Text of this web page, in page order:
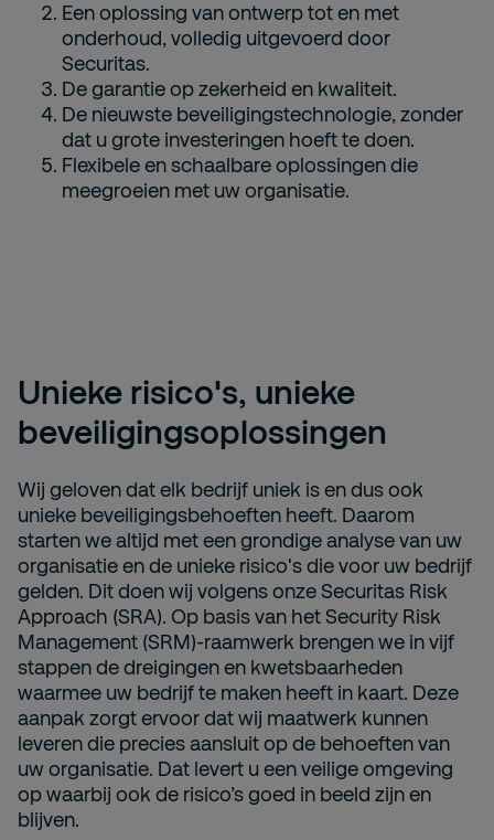
Een oplossing van ontwerp tot en met
onderhoud, volledig uitgevoerd door
Securitas.
De garantie op zekerheid en kwaliteit.
De nieuwste beveiligingstechnologie, zonder
dat u grote investeringen hoeft te doen.
Flexibele en schaalbare oplossingen die
meegroeien met uw organisatie.
Unieke risico's, unieke
beveiligingsoplossingen
Wij geloven dat elk bedrijf uniek is en dus ook
unieke beveiligingsbehoeften heeft. Daarom
starten we altijd met een grondige analyse van uw
organisatie en de unieke risico's die voor uw bedrijf
gelden. Dit doen wij volgens onze Securitas Risk
Approach (SRA). Op basis van het Security Risk
Management (SRM)-raamwerk brengen we in vijf
stappen de dreigingen en kwetsbaarheden
waarmee uw bedrijf te maken heeft in kaart. Deze
aanpak zorgt ervoor dat wij maatwerk kunnen
leveren die precies aansluit op de behoeften van
uw organisatie. Dat levert u een veilige omgeving
op waarbij ook de risico’s goed in beeld zijn en
blijven.